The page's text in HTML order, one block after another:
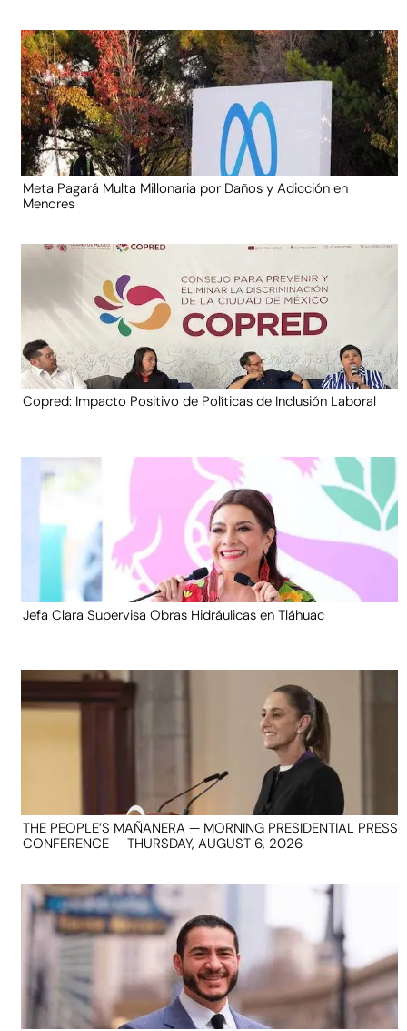
Meta Pagará Multa Millonaria por Daños y Adicción en
Menores
Copred: Impacto Positivo de Políticas de Inclusión Laboral
Jefa Clara Supervisa Obras Hidráulicas en Tláhuac
THE PEOPLE’S MAÑANERA — MORNING PRESIDENTIAL PRESS
CONFERENCE — THURSDAY, AUGUST 6, 2026